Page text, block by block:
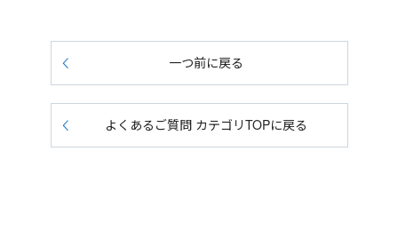
一つ前に戻る
よくあるご質問 カテゴリTOPに戻る